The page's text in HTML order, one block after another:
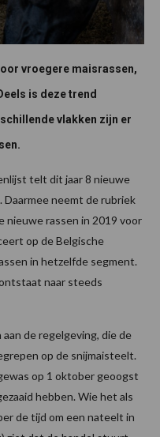
vroegere maisrassen,
is deze trend
vlakken zijn er
telt dit jaar 8 nieuwe
neemt de rubriek
nieuwe rassen in 2019 voor
op de Belgische
in hetzelfde segment.
naar steeds
de regelgeving, die de
op de snijmaisteelt.
op 1 oktober geoogst
hebben. Wie het als
de tijd om een nateelt in